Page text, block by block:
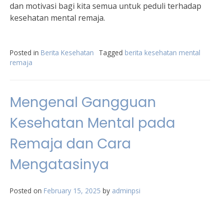
dan motivasi bagi kita semua untuk peduli terhadap
kesehatan mental remaja.
Posted in Berita Kesehatan Tagged berita kesehatan mental
remaja
Mengenal Gangguan
Kesehatan Mental pada
Remaja dan Cara
Mengatasinya
Posted on February 15, 2025 by adminpsi